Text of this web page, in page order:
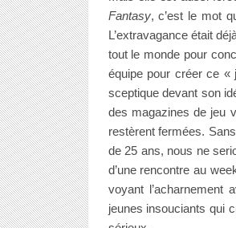
Fantasy, c’est le mot
L’extravagance était
tout le monde pour
équipe pour créer ce «
sceptique devant son
des magazines de jeu
restèrent fermées.
de 25 ans, nous ne
d’une rencontre au
voyant l’acharnement
jeunes insouciants qui